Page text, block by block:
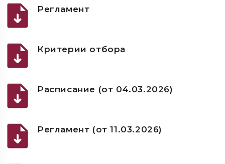
Регламент
Критерии отбора
Расписание (от 04.03.2026)
Регламент (от 11.03.2026)